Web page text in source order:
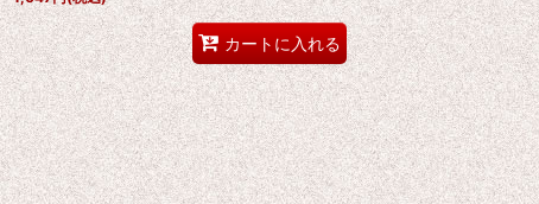
カートに入れる